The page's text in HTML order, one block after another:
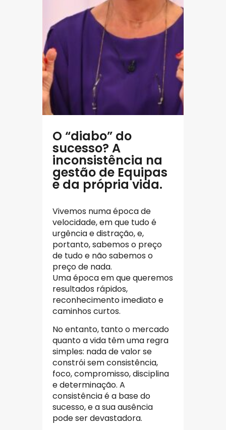
O “diabo” do
sucesso? A
inconsistência na
gestão de Equipas
e da própria vida.
Vivemos numa época de
velocidade, em que tudo é
urgência e distração, e,
portanto, sabemos o preço
de tudo e não sabemos o
preço de nada.
Uma época em que queremos
resultados rápidos,
reconhecimento imediato e
caminhos curtos.
No entanto, tanto o mercado
quanto a vida têm uma regra
simples: nada de valor se
constrói sem consistência,
foco, compromisso, disciplina
e determinação. A
consistência é a base do
sucesso, e a sua ausência
pode ser devastadora.